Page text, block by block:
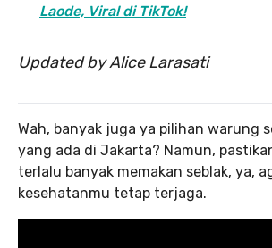
Laode, Viral di TikTok!
Updated by Alice Larasati
Wah, banyak juga ya pilihan warung
yang ada di Jakarta? Namun,
terlalu banyak memakan seblak, ya,
kesehatanmu tetap terjaga.